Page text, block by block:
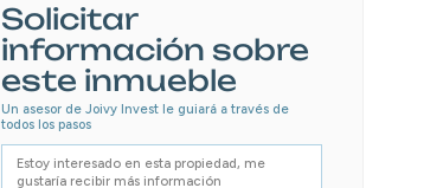
Solicitar
información sobre
este inmueble
Un asesor de Joivy Invest le guiará a través de
todos los pasos